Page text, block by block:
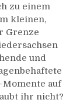
zu einem
kleinen,
Grenze
und
auf
ihr nicht?